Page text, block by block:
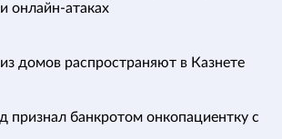
онлайн-атаках
домов распространяют в Казнете
признал банкротом онкопациентку с